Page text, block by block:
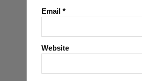
Email*
Website